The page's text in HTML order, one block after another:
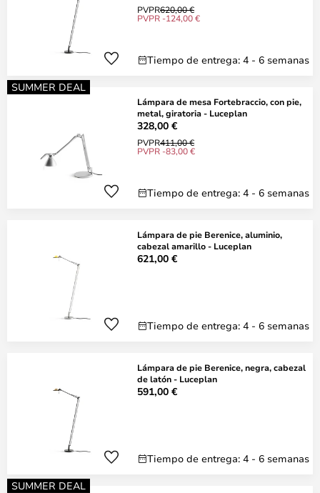
PVPR620,00 €
PVPR -124,00 €
Tiempo de entrega: 4 - 6 semanas
SUMMER DEAL
Lámpara de mesa Fortebraccio, con pie,
metal, giratoria - Luceplan
328,00 €
PVPR411,00 €
PVPR -83,00 €
Tiempo de entrega: 4 - 6 semanas
Lámpara de pie Berenice, aluminio,
cabezal amarillo - Luceplan
621,00 €
Tiempo de entrega: 4 - 6 semanas
Lámpara de pie Berenice, negra, cabezal
de latón - Luceplan
591,00 €
Tiempo de entrega: 4 - 6 semanas
SUMMER DEAL